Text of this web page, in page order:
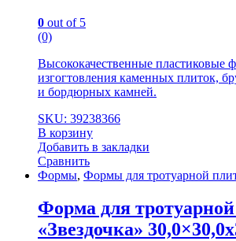
0 out of 5
(0)
Высококачественные пластиковые
изгогтовления каменных плиток,
и бордюрных камней.
SKU: 39238366
В корзину
Добавить в закладки
Сравнить
Формы, Формы для тротуарной
Форма для
«Звездочка»